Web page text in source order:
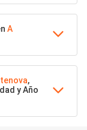
A
,
y Año